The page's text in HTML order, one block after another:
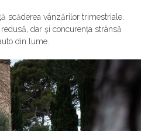
scăderea vânzărilor trimestriale.
dar și concurența strânsă
din lume.